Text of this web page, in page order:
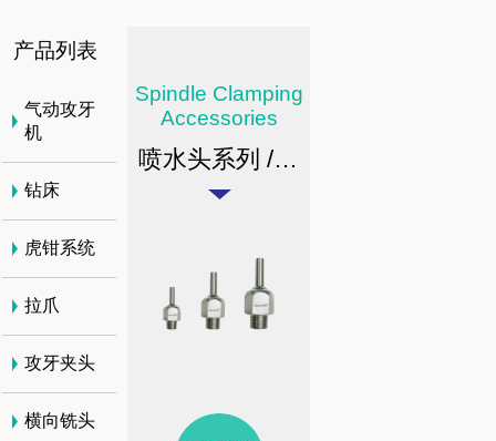
Spindle Clamping
Accessories
喷水头系列 / 止漏型(不锈钢)
产品列表
气动攻牙
机
钻床
虎钳系统
拉爪
攻牙夹头
横向铣头